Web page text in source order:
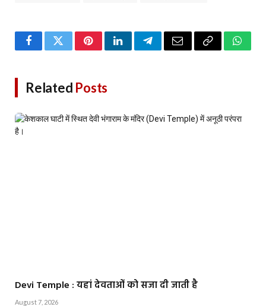
FacebookTwitterPinterestLinkedInTelegramEmail Copy
Related Posts
Devi Temple : यहां देवताओं को सजा दी जाती है
August 7, 2026